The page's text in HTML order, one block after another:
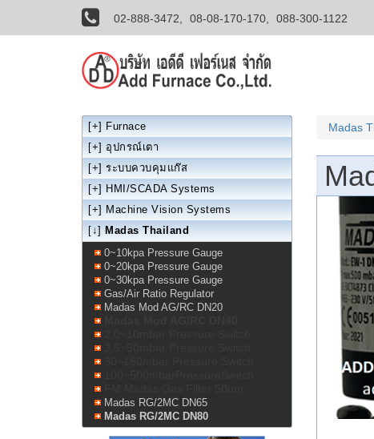
02-888-3472, 08-08-170-170, 088-300-1122
Madas
[+] Furnace
[+] อุปกรณ์เตา
[+] ระบบควบคุมแก๊ส
[+] HMI/SCADA Systems
[+] Machine Vision Systems
[↓] Madas Thailand
0~10kpa Pressure Gauge
0~20kpa Pressure Gauge
0~30kpa Pressure Gauge
Gas/Air Ratio Regulator
Madas Mod AG/RC DN20
Madas RG/2MC DN65
Madas RG/2MC DN80